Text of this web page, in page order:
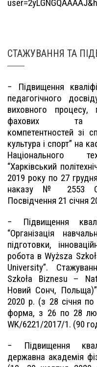
СТАЖУВАННЯ ТА
− Підвищення
педагогічного
виховного процесу,
фахових та
компетентностей зі
культура і спорт” на
Національного
“Харківський
2019 року по 27
наказу № 2553 С
Посвідчення 21 січня
− Підвищення
“Організація
підготовки,
робота в Wyższa
University”.
Szkoła Biznesu –
Новий Сонч,
2020 р. (з 28 січня
форма, з 26 по 28
WK/6221/2017/1. (90
− Підвищення
державна академія